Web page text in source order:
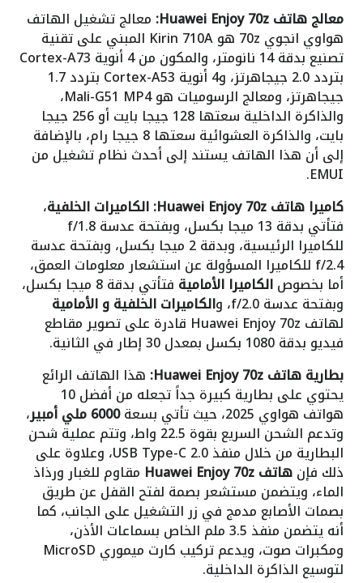
معالج هاتف Huawei Enjoy 70z:
معالج تشغيل الهاتف
هواوي انجوي 70z هو Kirin 710A المبني على تقنية
تصنيع بدقة 14 نانومتر، والمكون من 4 أنوية Cortex-A73
بتردد 2.0 جيجاهرتز، و4 أنوية Cortex-A53 بتردد 1.7
جيجاهرتز، ومعالج الرسوميات هو Mali-G51 MP4،
والذاكرة الداخلية سعتها 128 جيجا بايت أو 256 جيجا
بايت، والذاكرة العشوائية سعتها 8 جيجا رام، بالإضافة
إلى أن هذا الهاتف يستند إلى أحدث نظام تشغيل من
EMUI.
كاميرا هاتف Huawei Enjoy 70z:
الكاميرات الخلفية،
فتأتي بدقة 13 ميجا بكسل، وبفتحة عدسة f/1.8
للكاميرا الرئيسية، وبدقة 2 ميجا بكسل، وبفتحة عدسة
f/2.4 للكاميرا المسؤولة عن استشعار معلومات العمق،
أما بخصوصالكاميرا الأمامية فتأتي بدقة 8 ميجا بكسل،
وبفتحة عدسة f/2.0، و الكاميرات الخلفية و الأمامية
لهاتف Huawei Enjoy 70z قادرة على تصوير مقاطع
فيديو بدقة 1080 بكسل بمعدل 30 إطار في الثانية.
بطارية هاتف Huawei Enjoy 70z:
هذا الهاتف الرائع
يحتوي على بطارية كبيرة جداً تجعله من أفضل 10
هواتف هواوي 2025، حيث تأتي بسعة 6000 ملي أمبير ،
وتدعم الشحن السريع بقوة 22.5 واط، وتتم عملية شحن
البطارية من خلال منفذ USB Type-C 2.0، وعلاوة على
ذلك فإنهاتف Huawei Enjoy 70z مقاوم للغبار ورذاذ
الماء، ويتضمن مستشعر بصمة لفتح القفل عن طريق
بصمات الأصابع مدمج في زر التشغيل على الجانب، كما
أنه يتضمن منفذ 3.5 ملم الخاص بسماعات الأذن،
ومكبرات صوت، ويدعم تركيب كارت ميموري MicroSD
لتوسيع الذاكرة الداخلية.